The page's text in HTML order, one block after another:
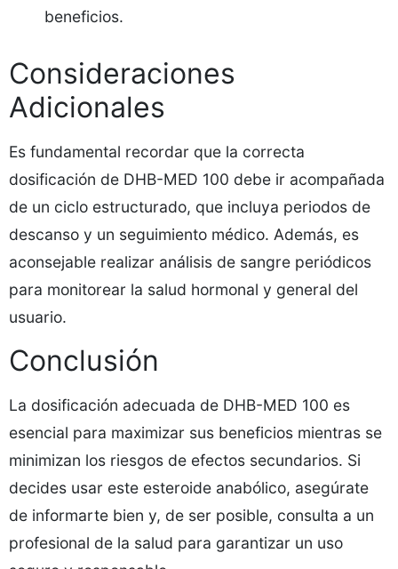
beneficios.
Consideraciones
Adicionales
Es fundamental recordar que la correcta
dosificación de DHB-MED 100 debe ir acompañada
de un ciclo estructurado, que incluya periodos de
descanso y un seguimiento médico. Además, es
aconsejable realizar análisis de sangre periódicos
para monitorear la salud hormonal y general del
usuario.
Conclusión
La dosificación adecuada de DHB-MED 100 es
esencial para maximizar sus beneficios mientras se
minimizan los riesgos de efectos secundarios. Si
decides usar este esteroide anabólico, asegúrate
de informarte bien y, de ser posible, consulta a un
profesional de la salud para garantizar un uso